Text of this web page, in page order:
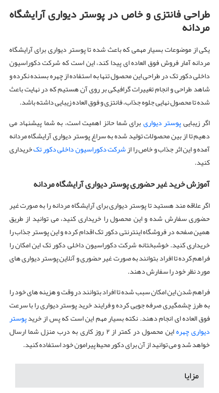
طراحی فانتزی و خاص در پوستر دیواری آرایشگاه
مردانه
یکی از موضوعات بسیار مهمی که باعث شده تا پوستر دیواری برای آرایشگاه
مردانه آمار فروش فوق العاده ای پیدا کند، این است که شرکت دکوراسیون
داخلی دکور تک در طراحی این محصول تنها به استفاده از چهره بسنده نکرده و
شاهد طراحی و انجام تغییرات گرافیکی بر روی آن هستیم که در نهایت باعث
شده تا محصول نهایی جلوه جذاب، فانتزی و فوق العاده زیبایی داشته باشد.
اگر زیباییپوستر دیواریبرای شما حائز اهمیت است، به شما پیشنهاد می
دهیم تا از بین محصولات تولید شده به سراغ پوستر دیواری آرایشگاه مردانه
آمده و این اثر جذاب و خاص را ازشرکت دکوراسیون داخلی دکور تکخریداری
کنید.
آموزش خرید غیر حضوری پوستر دیواری آرایشگاه مردانه
اگر علاقه مند هستید تا پوستر دیواری برای آرایشگاه مردانه را به صورت غیر
حضوری سفارش شده و این محصول را خریداری کنید، می توانید از طریق
همین صفحه در فروشگاه اینترنتی دکور تک اقدام کرده و این پوستر جذاب را
خریداری کنید. خوشبختانه شرکت دکوراسیون داخلی دکور تک این امکان را
فراهم کرده تا افراد بتوانند به صورت غیر حضوری و آنلاین پوستر دیواری های
مورد نظر خود را سفارش دهند.
فراهم شدن این امکان سبب شده تا افراد بتوانند در وقت و هزینه های خود را
به طرز چشمگیری صرفه‌ جویی کرده و فرایند خرید پوستر دیواری را با سرعت
فوق العاده ای انجام دهند. نکته بسیار مهم این است که پس از خریدپوستر
دیواری چهره
این محصول در کمتر از ۲ روز کاری به درب منزل شما ارسال
خواهد شد و می توانید از آن برای دکور محیط پیرامون خود استفاده کنید.
مزایا